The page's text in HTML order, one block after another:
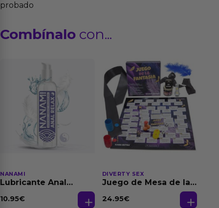
probado
Combínalo con...
NANAMI
Lubricante Anal
Dilatación Base Agua
10.95€
DIVERTY SEX
Juego de Mesa de las
24.95€